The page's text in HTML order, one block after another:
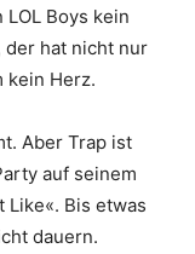
Boys kein
hat nicht nur
kein Herz.
Aber Trap ist
auf seinem
Like«. Bis etwas
dauern.